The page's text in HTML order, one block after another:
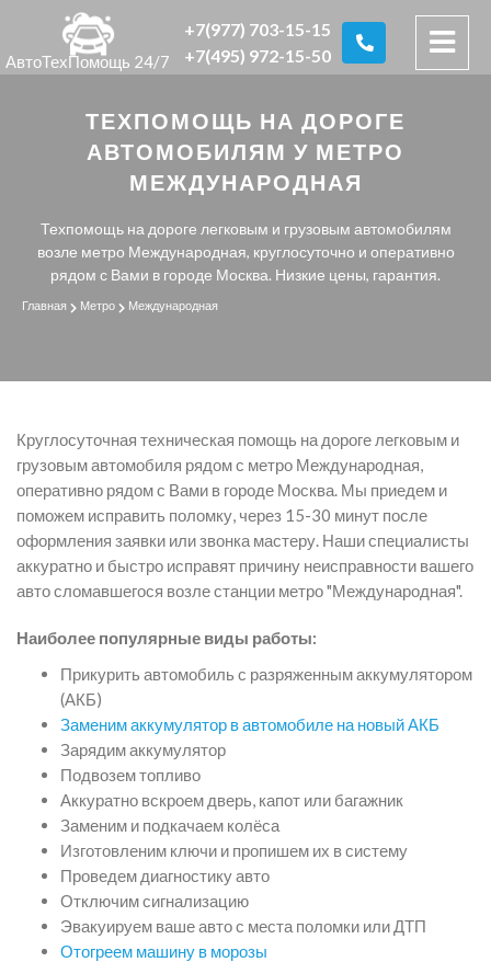
АвтоТехПомощь 24/7
+7(977) 703-15-15
+7(495) 972-15-50
ТЕХПОМОЩЬ НА ДОРОГЕ
АВТОМОБИЛЯМ У МЕТРО
МЕЖДУНАРОДНАЯ
Техпомощь на дороге легковым и грузовым автомобилям
возле метро Международная, круглосуточно и оперативно
рядом с Вами в городе Москва. Низкие цены, гарантия.
Главная Метро Международная
Круглосуточная техническая помощь на дороге легковым и
грузовым автомобиля рядом с метро Международная,
оперативно рядом с Вами в городе Москва. Мы приедем и
поможем исправить поломку, через 15-30 минут после
оформления заявки или звонка мастеру. Наши специалисты
аккуратно и быстро исправят причину неисправности вашего
авто сломавшегося возле станции метро "Международная".
Наиболее популярные виды работы:
Прикурить автомобиль с разряженным аккумулятором
(АКБ)
Заменим аккумулятор в автомобиле на новый АКБ
Зарядим аккумулятор
Подвозем топливо
Аккуратно вскроем дверь, капот или багажник
Заменим и подкачаем колёса
Изготовленим ключи и пропишем их в систему
Проведем диагностику авто
Отключим сигнализацию
Эвакуируем ваше авто с места поломки или ДТП
Отогреем машину в морозы